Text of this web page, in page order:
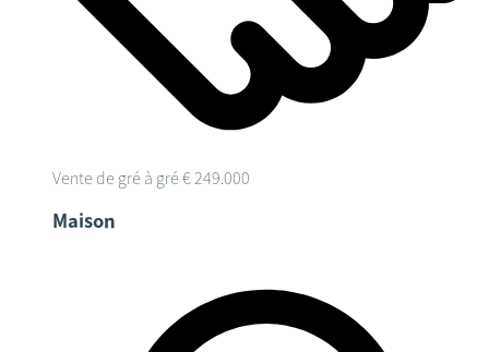
Vente de gré à gré € 249.000
Maison